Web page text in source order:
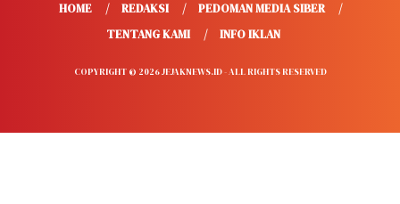
HOME REDAKSI
PEDOMAN MEDIA SIBER
TENTANG KAMI
INFO IKLAN
COPYRIGHT © 2026 JEJAKNEWS.ID - ALL RIGHTS RESERVED